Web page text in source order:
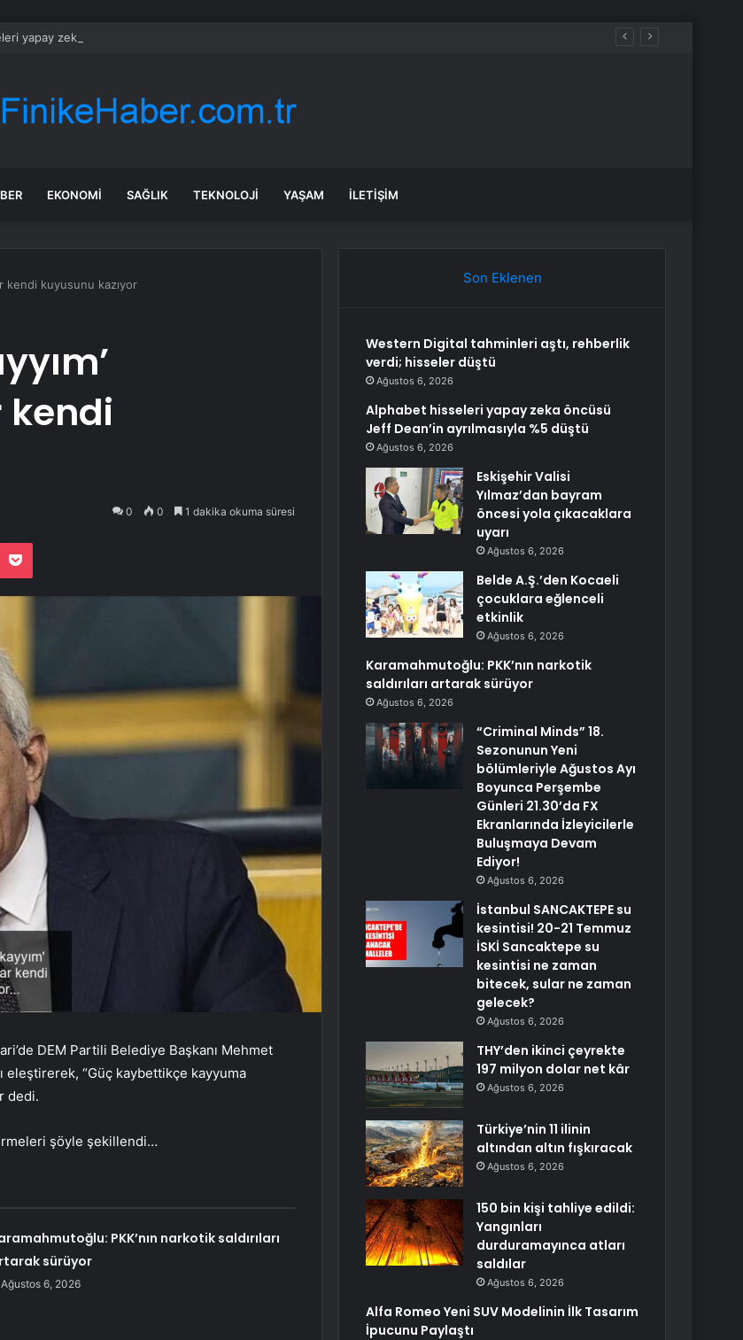
yapay zeka öncüsü Jeff Dean’in ayrılmasıyla %5 düştü
EKONOMI SAĞLIK TEKNOLOJI YAŞAM İLETIŞIM
kendi kuyusunu kazıyor
kendi
0 0 1 dakika okuma süresi
Pocket
DEM Partili Belediye Başkanı Mehmet
eleştirerek, “Güç kaybettikçe kayyuma
dedi.
şöyle şekillendi…
PKK’nın narkotik saldırıları
sürüyor
Ağustos 6, 2026
Son Eklenen
Western Digital tahminleri aştı, rehberlik
verdi; hisseler düştü
Ağustos 6, 2026
Alphabet hisseleri yapay zeka öncüsü
Jeff Dean’in ayrılmasıyla %5 düştü
Ağustos 6, 2026
Eskişehir Valisi
Yılmaz’dan bayram
öncesi yola çıkacaklara
uyarı
Ağustos 6, 2026
Belde A.Ş.’den Kocaeli
çocuklara eğlenceli
etkinlik
Ağustos 6, 2026
Karamahmutoğlu: PKK’nın narkotik
saldırıları artarak sürüyor
Ağustos 6, 2026
“Criminal Minds” 18.
Sezonunun Yeni
bölümleriyle Ağustos Ayı
Boyunca Perşembe
Günleri 21.30’da FX
Ekranlarında İzleyicilerle
Buluşmaya Devam
Ediyor!
Ağustos 6, 2026
İstanbul SANCAKTEPE su
kesintisi! 20-21 Temmuz
İSKİ Sancaktepe su
kesintisi ne zaman
bitecek, sular ne zaman
gelecek?
Ağustos 6, 2026
THY’den ikinci çeyrekte
197 milyon dolar net kâr
Ağustos 6, 2026
Türkiye’nin 11 ilinin
altından altın fışkıracak
Ağustos 6, 2026
150 bin kişi tahliye edildi:
Yangınları
durduramayınca atları
saldılar
Ağustos 6, 2026
Alfa Romeo Yeni SUV Modelinin İlk Tasarım
İpucunu Paylaştı